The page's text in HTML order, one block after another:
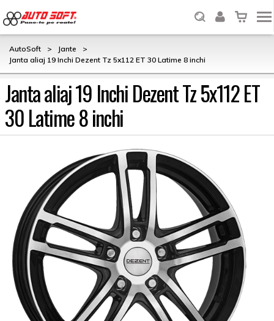
AutoSoft > Jante
>
Janta aliaj 19 Inchi Dezent Tz 5x112 ET 30 Latime 8 inchi
Janta aliaj 19 Inchi Dezent Tz 5x112 ET
30 Latime 8 inchi